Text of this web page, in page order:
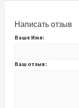
Написать отзыв
Ваше Имя:
Ваш отзыв: